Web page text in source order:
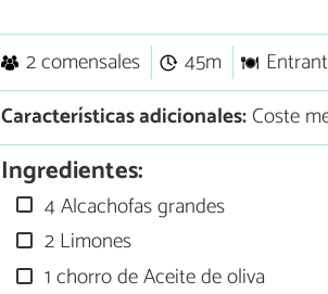
2 comensales 45m
Características adicionales:Coste
Ingredientes:
4 Alcachofas grandes
2 Limones
1 chorro de Aceite de oliva